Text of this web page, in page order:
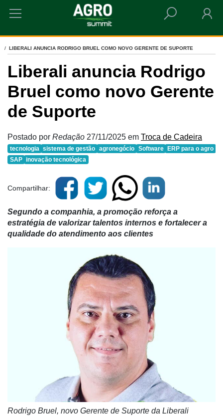
HOME
LIBERALI ANUNCIA RODRIGO BRUEL COMO NOVO GERENTE DE SUPORTE
Liberali anuncia Rodrigo
Bruel como novo Gerente
de Suporte
Postado por Redação 27/11/2025 em Troca de Cadeira
tecnologia sistema de gestão agronegócio Software
ERP para o agro
SAP inovação tecnológica
Compartilhar:
Segundo a companhia, a promoção reforça a
estratégia de valorizar talentos internos e fortalecer a
qualidade do atendimento aos clientes
Rodrigo Bruel, novo Gerente de Suporte da Liberali